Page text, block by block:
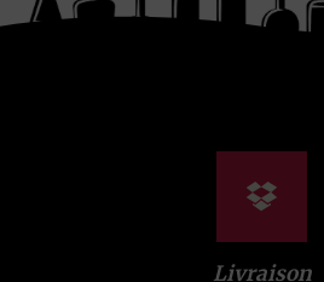
Livraison